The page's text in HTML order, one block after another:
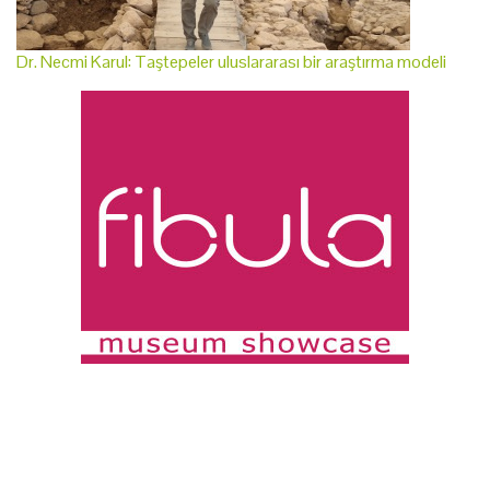
Dr. Necmi Karul: Taştepeler uluslararası bir araştırma modeli